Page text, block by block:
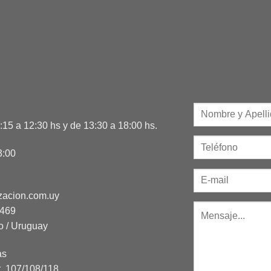
a 12:30 hs y de 13:30 a 18:00 hs.
/ Uruguay